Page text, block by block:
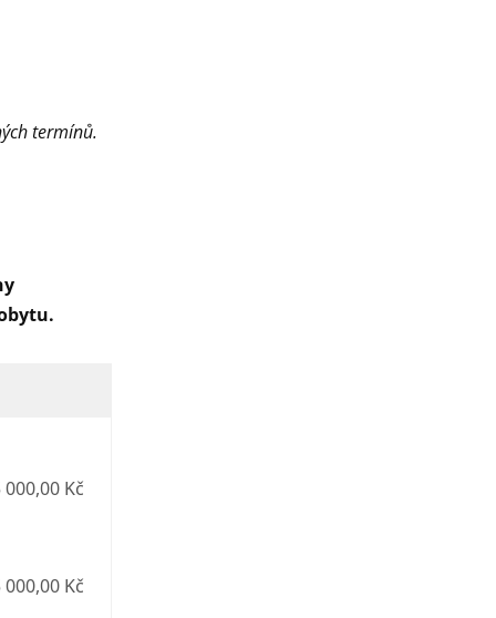
termínů.
000,00 Kč
000,00 Kč